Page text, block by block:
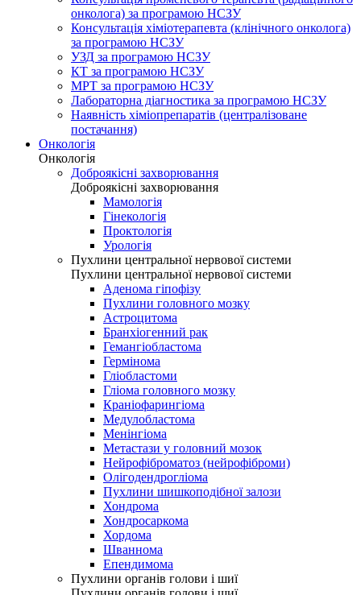
онколога) за програмою НСЗУ
Консультація хіміотерапевта (клінічного онколога)
за програмою НСЗУ
УЗД за програмою НСЗУ
КТ за програмою НСЗУ
МРТ за програмою НСЗУ
Лабораторна діагностика за програмою НСЗУ
Наявність хіміопрепаратів (централізоване
постачання)
Онкологія
Онкологія
Доброякісні захворювання
Доброякісні захворювання
Мамологія
Гінекологія
Проктологія
Урологія
Пухлини центральної нервової системи
Пухлини центральної нервової системи
Аденома гіпофізу
Пухлини головного мозку
Астроцитома
Бранхіогенний рак
Гемангіобластома
Гермінома
Гліобластоми
Гліома головного мозку
Краніофарингіома
Медулобластома
Менінгіома
Метастази у головний мозок
Нейрофіброматоз (нейрофіброми)
Олігодендрогліома
Пухлини шишкоподібної залози
Хондрома
Хондросаркома
Хордома
Шваннома
Епендимома
Пухлини органів голови і шиї